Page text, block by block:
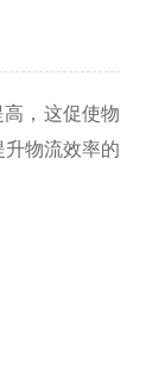
，这促使物
物流效率的